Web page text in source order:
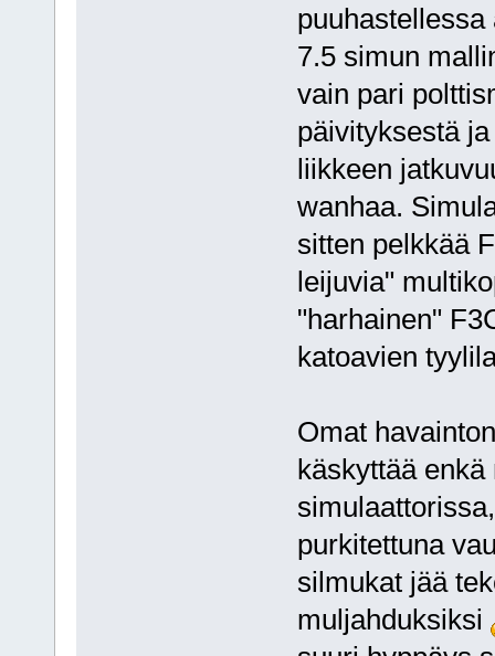
7.5 simun
vain pari
päivityksestä
liikkeen
wanhaa.
sitten pelkkää
leijuvia"
"harhainen"
katoavien
Omat
käskyttää
purkitettuna
silmukat jää
muljahduksiksi